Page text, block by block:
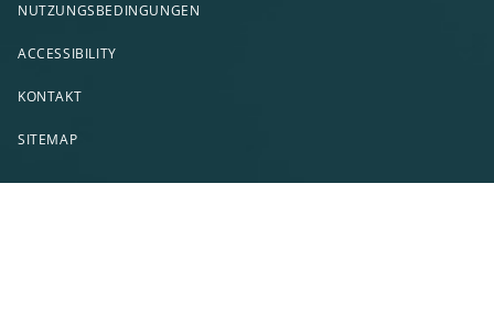
NUTZUNGSBEDINGUNGEN
ACCESSIBILITY
KONTAKT
SITEMAP